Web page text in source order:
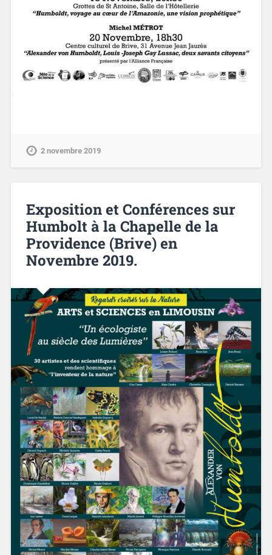
2 novembre 2019
Exposition et Conférences sur
Humbolt à la Chapelle de la
Providence (Brive) en
Novembre 2019.